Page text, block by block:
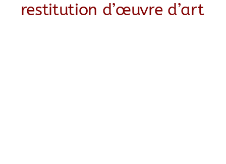
restitution d’œuvre d’art